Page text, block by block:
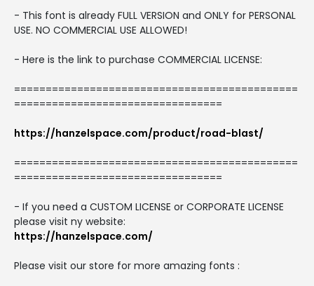
- This font is already FULL VERSION and ONLY for PERSONAL
USE. NO COMMERCIAL USE ALLOWED!
- Here is the link to purchase COMMERCIAL LICENSE:
=============================================
=================================
https://hanzelspace.com/product/road-blast/
=============================================
=================================
- If you need a CUSTOM LICENSE or CORPORATE LICENSE
please visit ny website:
https://hanzelspace.com/
Please visit our store for more amazing fonts :